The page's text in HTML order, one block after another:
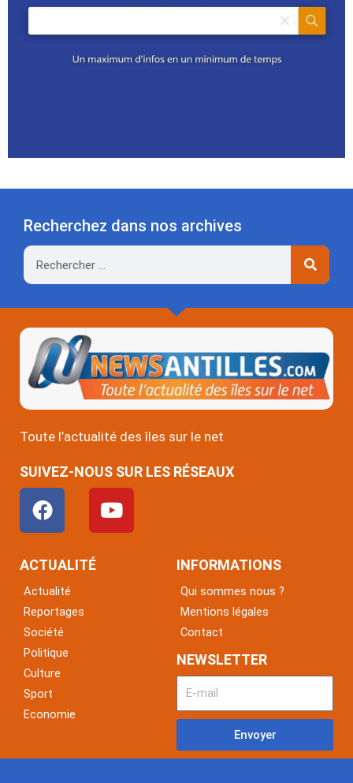
Recherchez dans nos archives
Rechercher
Toute l’actualité des îles sur le net
SUIVEZ-NOUS SUR LES RÉSEAUX
F
a
c
e
o
o
k
Y
o
u
ACTUALITÉ
Actualité
Reportages
Société
Politique
Culture
Sport
Economie
INFORMATIONS
Qui sommes nous ?
Mentions légales
Contact
NEWSLETTER
Envoyer